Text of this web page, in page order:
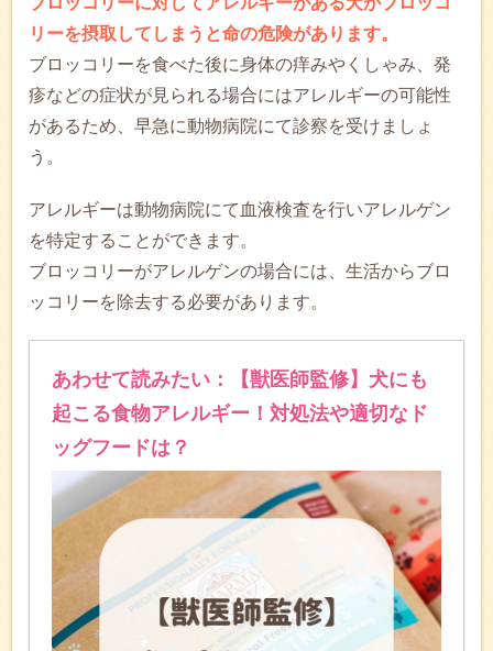
リーを摂取してしまうと命の危険があります。
ブロッコリーを食べた後に身体の痒みやくしゃみ、発
疹などの症状が見られる場合にはアレルギーの可能性
があるため、早急に動物病院にて診察を受けましょ
う。
アレルギーは動物病院にて血液検査を行いアレルゲン
を特定することができます。
ブロッコリーがアレルゲンの場合には、生活からブロ
ッコリーを除去する必要があります。
あわせて読みたい：【獣医師監修】犬にも
起こる食物アレルギー！対処法や適切なド
ッグフードは？